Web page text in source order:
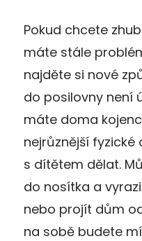
Pokud chcete
máte stále
najděte si nové
do posilovny není
máte doma
nejrůznější
s dítětem dělat.
do nosítka a
nebo projít dům
na sobě budete